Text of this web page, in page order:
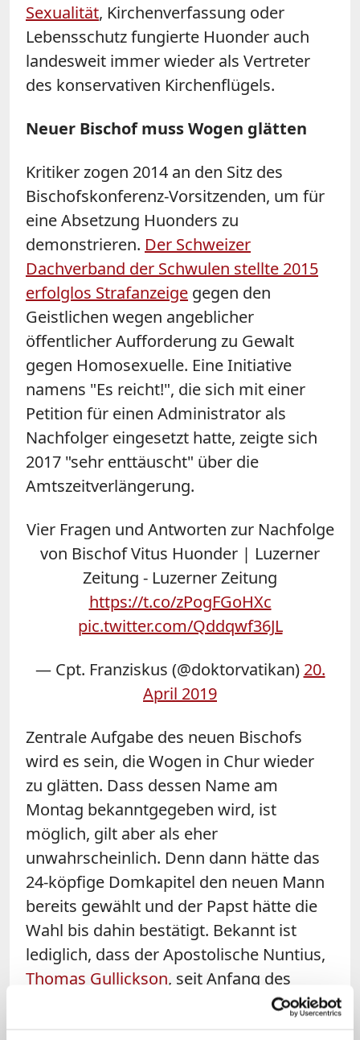
Sexualität, Kirchenverfassung oder
Lebensschutz fungierte Huonder auch
landesweit immer wieder als Vertreter
des konservativen Kirchenflügels.
Neuer Bischof muss Wogen glätten
Kritiker zogen 2014 an den Sitz des
Bischofskonferenz-Vorsitzenden, um für
eine Absetzung Huonders zu
demonstrieren. Der Schweizer
Dachverband der Schwulen stellte 2015
erfolglos Strafanzeige gegen den
Geistlichen wegen angeblicher
öffentlicher Aufforderung zu Gewalt
gegen Homosexuelle. Eine Initiative
namens "Es reicht!", die sich mit einer
Petition für einen Administrator als
Nachfolger eingesetzt hatte, zeigte sich
2017 "sehr enttäuscht" über die
Amtszeitverlängerung.
Vier Fragen und Antworten zur Nachfolge
von Bischof Vitus Huonder | Luzerner
Zeitung - Luzerner Zeitung
https://t.co/zPogFGoHXc
pic.twitter.com/Qddqwf36JL
— Cpt. Franziskus (@doktorvatikan) 20.
April 2019
Zentrale Aufgabe des neuen Bischofs
wird es sein, die Wogen in Chur wieder
zu glätten. Dass dessen Name am
Montag bekanntgegeben wird, ist
möglich, gilt aber als eher
unwahrscheinlich. Denn dann hätte das
24-köpfige Domkapitel den neuen Mann
bereits gewählt und der Papst hätte die
Wahl bis dahin bestätigt. Bekannt ist
lediglich, dass der Apostolische Nuntius,
Thomas Gullickson, seit Anfang des
Jahres das vorgesehene Verfahren fleißig